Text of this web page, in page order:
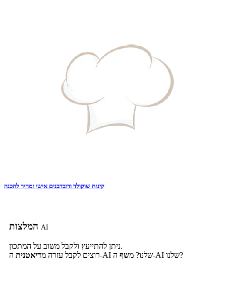
קינוח שוקולד ודובדבנים אישי ומהיר להכנה
AI
ניתן להתייעץ ולקבל משוב על המתכון.
רוצים לקבל עזרה מדיאטנית ה-AI שלנו? משף ה-AI שלנו?